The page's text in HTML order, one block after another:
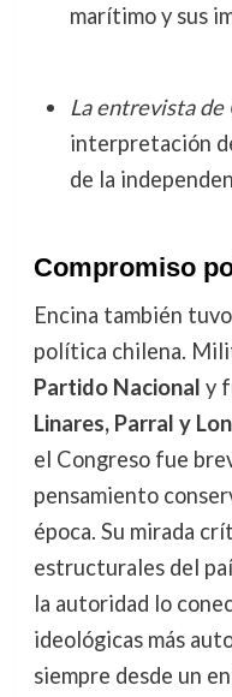
marítimo y sus
La entrevista de
interpretación
de la
Compromiso
Encina también
política chilena.
Partido Nacional y
Linares, Parral y
el Congreso fue
pensamiento
época. Su mirada
estructurales del
la autoridad lo
ideológicas más
siempre desde un